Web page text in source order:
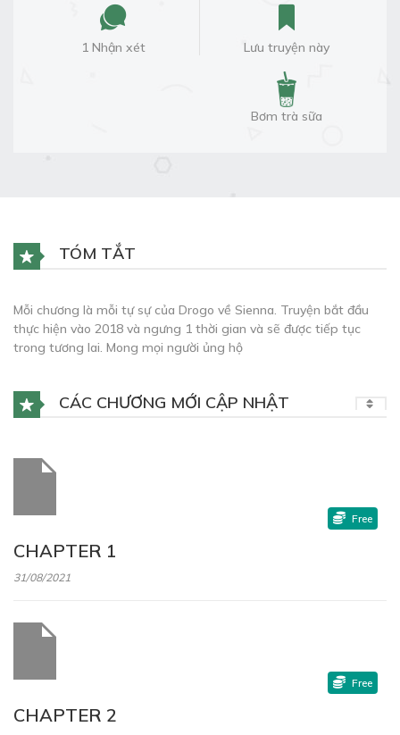
1 Nhận xét Lưu truyện này
Bơm trà sữa
TÓM TẮT
Mỗi chương là mỗi tự sự của Drogo về Sienna. Truyện bắt đầu
thực hiện vào 2018 và ngưng 1 thời gian và sẽ được tiếp tục
trong tương lai. Mong mọi người ủng hộ
CÁC CHƯƠNG MỚI CẬP NHẬT
CHAPTER 1
31/08/2021
Free
CHAPTER 2
Free